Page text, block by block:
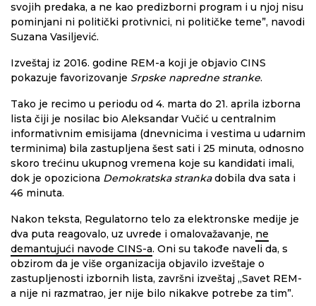
svojih predaka, a ne kao predizborni program i u njoj nisu
pominjani ni politički protivnici, ni političke teme”, navodi
Suzana Vasiljević.
Izveštaj iz 2016. godine REM-a koji je objavio CINS
pokazuje favorizovanje Srpske napredne stranke.
Tako je recimo u periodu od 4. marta do 21. aprila izborna
lista čiji je nosilac bio Aleksandar Vučić u centralnim
informativnim emisijama (dnevnicima i vestima u udarnim
terminima) bila zastupljena šest sati i 25 minuta, odnosno
skoro trećinu ukupnog vremena koje su kandidati imali,
dok je opoziciona Demokratska strankadobila dva sata i
46 minuta.
Nakon teksta, Regulatorno telo za elektronske medije je
dva puta reagovalo, uz uvrede i omalovažavanje, ne
demantujući navode CINS-a. Oni su takođe naveli da, s
obzirom da je više organizacija objavilo izveštaje o
zastupljenosti izbornih lista, završni izveštaj „Savet REM-
a nije ni razmatrao, jer nije bilo nikakve potrebe za tim”.